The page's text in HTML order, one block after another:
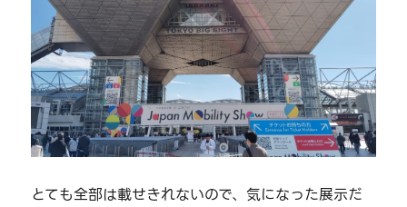
とても全部は載せきれないので、気になった展示だ